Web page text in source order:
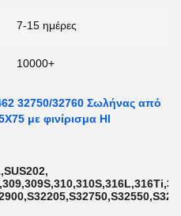
7-15 ημέρες
10000+
32750/32760 Σωλήνας από
με φινίρισμα Hl